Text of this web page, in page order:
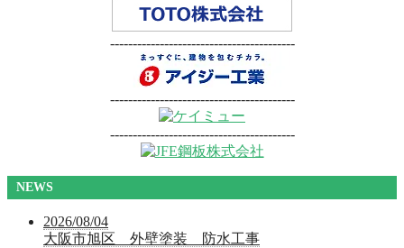
-----------------------------------------
-----------------------------------------
-----------------------------------------
NEWS
2026/08/04
大阪市旭区 外壁塗装 防水工事